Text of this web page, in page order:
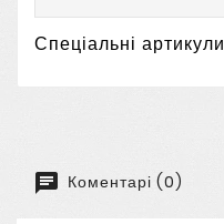
Спеціальні артикули
Коментарі (0)